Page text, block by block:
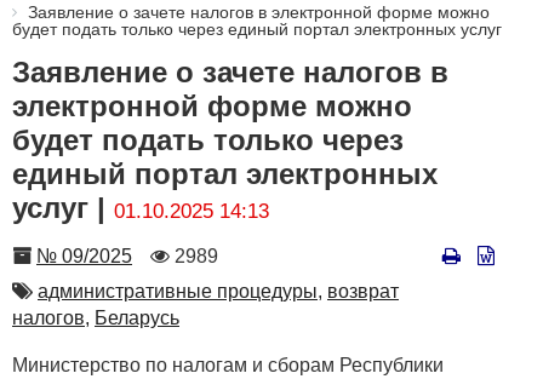
Заявление о зачете налогов в электронной форме можно
будет подать только через единый портал электронных услуг
Заявление о зачете налогов в
электронной форме можно
будет подать только через
единый портал электронных
услуг | 01.10.2025 14:13
Номер
№ 09/2025
Количество
2989
Автор
административные процедуры, возврат
налогов, Беларусь
Министерство по налогам и сборам Республики